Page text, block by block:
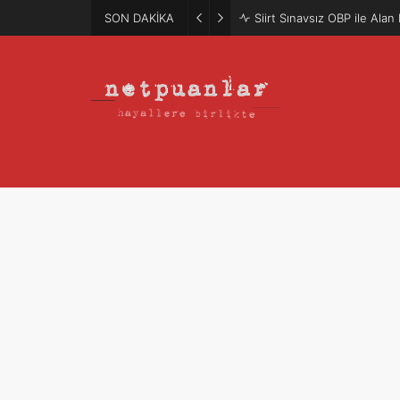
SON DAKİKA Siirt Sınavsız OBP ile